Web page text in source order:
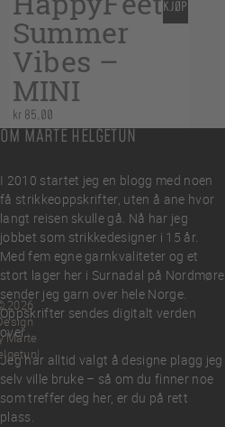
Summer
Vibes –
MINI
kr85,00
KJØP
OM MARTE HELGETUN
I 2010 startet jeg en blogg med noen
få strikkeoppskrifter, uten å ane hvor
langt reisen skulle gå. Nå har jeg
jobbet som strikkedesigner i 15 år.
Med fem egne garnkvaliteter og et
stort lager her i Surnadal på Nordmøre
sender jeg garn over hele Norge.
Oppskrifter sendes digitalt verden
over.
Jeg har alltid valgt å designe plagg jeg
selv ville bruke – så om du finner noe
som treffer deg her, er du på rett
plass.
2026
Marte